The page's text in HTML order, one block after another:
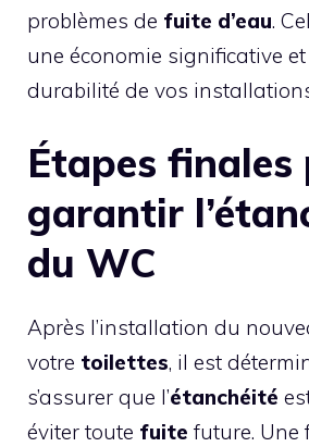
problèmes de fuite d’eau.
une économie significative
durabilité de vos
Étapes finales
garantir
du WC
Après l’installation du
votre toilettes, il est
s’assurer que l’étanchéité
éviter toute fuite future. Une